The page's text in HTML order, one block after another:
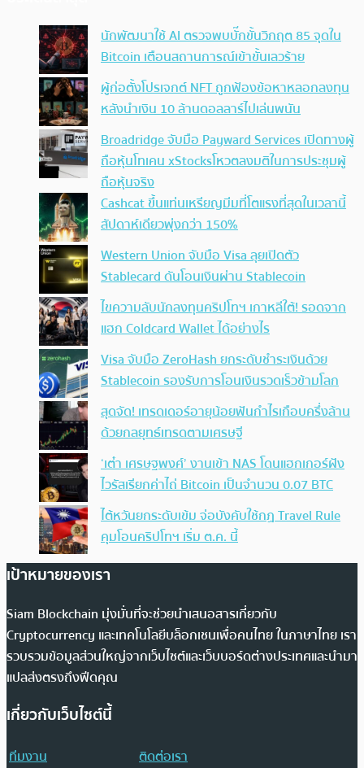
นักพัฒนาใช้ AI ตรวจพบบั๊กขั้นวิกฤต 85 จุดใน
Bitcoin เตือนสถานการณ์เข้าขั้นเลวร้าย
ผู้ก่อตั้งโปรเจกต์ NFT ถูกฟ้องข้อหาหลอกลงทุน
หลังนำเงิน 10 ล้านดอลลาร์ไปเล่นพนัน
Broadridge จับมือ Payward Services เปิดทางผู้
ถือหุ้นโทเคน xStocksโหวตลงมติในการประชุมผู้
ถือหุ้นจริง
Cashcat ขึ้นแท่นเหรียญมีมที่โตแรงที่สุดในเวลานี้
สัปดาห์เดียวพุ่งกว่า 150%
Western Union จับมือ Visa ลุยเปิดตัว
Stablecard ดันโอนเงินผ่าน Stablecoin
ไขความลับนักลงทุนคริปโทฯ เกาหลีใต้! รอดจาก
แฮก Coldcard Wallet ได้อย่างไร
Visa จับมือ ZeroHash ยกระดับชำระเงินด้วย
Stablecoin รองรับการโอนเงินรวดเร็วข้ามโลก
สุดจัด! เทรดเดอร์อายุน้อยฟันกำไรเกือบครึ่งล้าน
ด้วยกลยุทธ์เทรดตามเศรษฐี
‘เต๋า เศรษฐพงศ์’ งานเข้า NAS โดนแฮกเกอร์ฝัง
ไวรัสเรียกค่าไถ่ Bitcoin เป็นจำนวน 0.07 BTC
ไต้หวันยกระดับเข้ม จ่อบังคับใช้กฏ Travel Rule
คุมโอนคริปโทฯ เริ่ม ต.ค. นี้
เป้าหมายของเรา
Siam Blockchain มุ่งมั่นที่จะช่วยนำเสนอสารเกี่ยวกับ
Cryptocurrency และเทคโนโลยีบล็อกเชนเพื่อคนไทย ในภาษาไทย เรา
รวบรวมข้อมูลส่วนใหญ่จากเว็บไซต์และเว็บบอร์ดต่างประเทศและนำมา
แปลส่งตรงถึงฟีดคุณ
เกี่ยวกับเว็บไซต์นี้
ทีมงาน
ติดต่อเรา